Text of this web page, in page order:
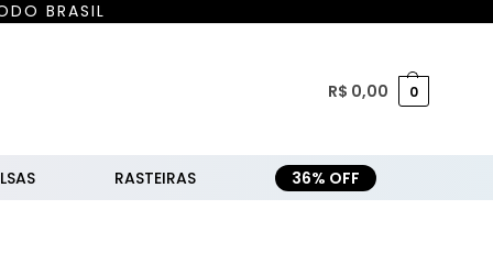
BRASIL
R$ 0,00 0
RASTEIRAS 36% OFF